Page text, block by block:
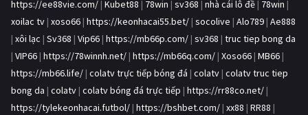
https://ee88vie.com/ | Kubet88 | 78win | sv368 | nhà cái lô đề | 78win |
xoilac tv | xoso66 | https://keonhacai55.bet/ | socolive | Alo789 | Ae888
| xôi lạc | Sv368 | Vip66 | https://mb66p.com/ | sv368 | truc tiep bong da
| VIP66 | https://78winnh.net/ | https://mb66q.com/ | Xoso66 | MB66 |
https://mb66.life/ | colatv trực tiếp bóng đá | colatv | colatv truc tiep
bong da | colatv | colatv bóng đá trực tiếp | https://rr88co.net/ |
https://tylekeonhacai.futbol/ | https://bshbet.com/ | xx88 | RR88 |